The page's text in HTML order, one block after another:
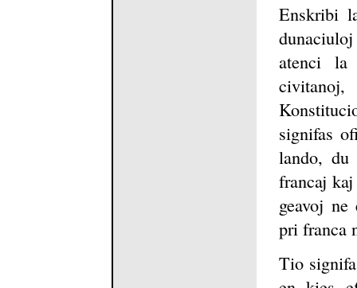
Enskribi
atenci la
signifas
lando, du
francaj
geavoj
pri franca
Tio